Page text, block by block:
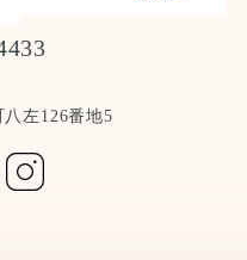
左126番地5